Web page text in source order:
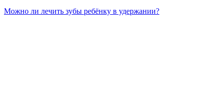
Можно ли лечить зубы ребёнку в удержании?